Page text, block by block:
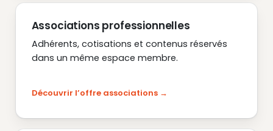
Associations professionnelles
Adhérents, cotisations et contenus réservés
dans un même espace membre.
Découvrir l’offre associations